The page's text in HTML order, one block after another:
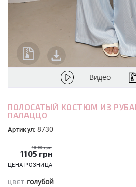
Видео
ПОЛОСАТЫЙ КОСТЮМ ИЗ
ПАЛАЦЦО
Артикул: 8730
1890 грн
1105 грн
ЦЕНА РОЗНИЦА
ЦВЕТ:голубой